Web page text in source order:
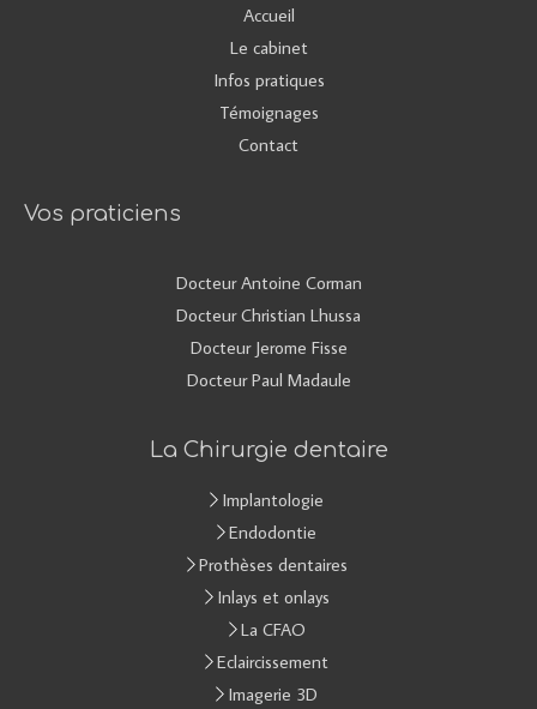
Accueil
Le cabinet
Infos pratiques
Témoignages
Contact
Vos praticiens
Docteur Antoine Corman
Docteur Christian Lhussa
Docteur Jerome Fisse
Docteur Paul Madaule
La Chirurgie dentaire
Implantologie
Endodontie
Prothèses dentaires
Inlays et onlays
La CFAO
Eclaircissement
Imagerie 3D